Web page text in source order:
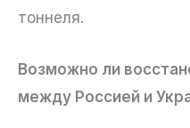
тоннеля.
Возможно ли
между Россией и